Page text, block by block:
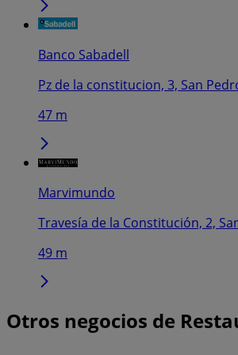
Banco Sabadell
Pz de la constitucion, 3, San
47 m
Marvimundo
Travesía de la Constitución, 2,
49 m
Otros negocios de